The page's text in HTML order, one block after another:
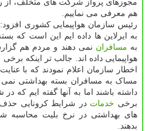
مجوزهای پرواز شرکت های متخلف، از
هم معرفی می نماییم.
رئیس سازمان هواپیمایی کشوری
به ایرلاین ها داده ایم این است که
به مسافران نمی دهند و مردم هم
هواپیمایی داده اند. جالب تر اینکه برخی
اخطار سازمان اعلام نمودند که با
مساک به مسافران بسته بهداشتی
داشته باشند اما به آنها گفته ایم که
برخی خدمات در شرایط کرونایی
های بهداشتی در نرخ بلیت محاسبه
بدهند.